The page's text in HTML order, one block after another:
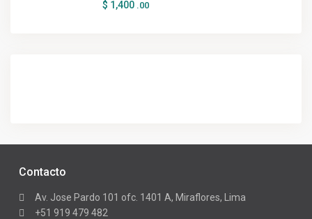
$ 1,400 .00
Contacto
Av. Jose Pardo 101 ofc. 1401 A, Miraflores, Lima
+51 919 479 482